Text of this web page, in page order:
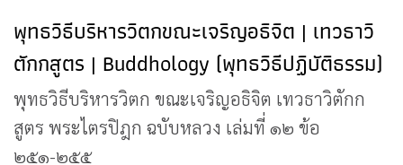
พุทธวิธีบริหารวิตกขณะเจริญอธิจิต | เทวธาวิ
ตักกสูตร | Buddhology (พุทธวิธีปฏิบัติธรรม)
พุทธวิธีบริหารวิตก ขณะเจริญอธิจิต เทวธาวิตักก
สูตร พระไตรปิฎก ฉบับหลวง เล่มที่ ๑๒ ข้อ
๒๕๑-๒๕๕